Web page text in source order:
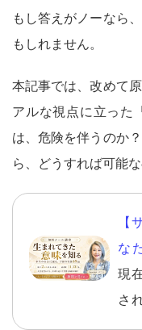
もし答えがノーなら
もしれません。
本記事では、改めて
アルな視点に立った
は、危険を伴うのか
ら、どうすれば可能
【
な
り
現
さ